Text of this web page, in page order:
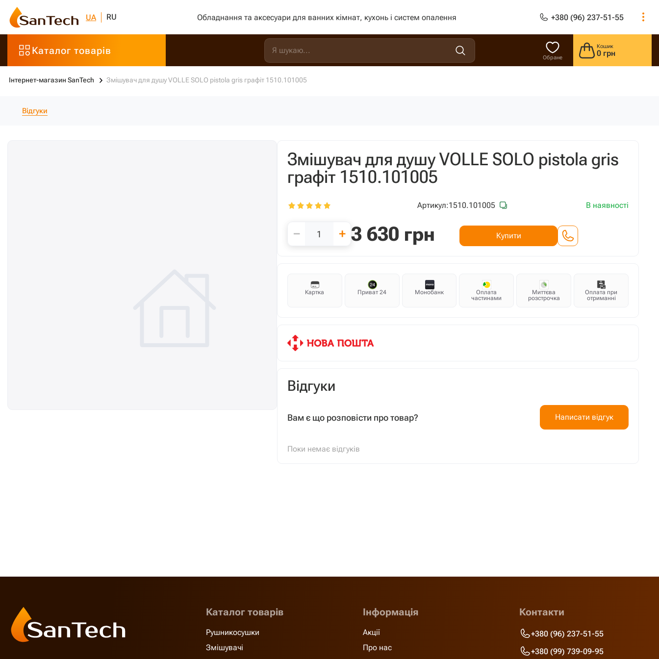
UA RU Обладнання та аксесуари для ванних кімнат, кухонь і систем опалення +380 (96) 237-51-55
Каталог товарів
Обране
Кошик
0 грн
Інтернет-магазин SanTech Змішувач для душу VOLLE SOLO pistola gris графіт 1510.101005
Відгуки
Змішувач для душу VOLLE SOLO pistola gris
графіт 1510.101005
Артикул:1510.101005 В наявності
− + 3 630 грн Купити
Картка Приват 24 Монобанк
Оплата
частинами
Миттєва
розстрочка
Оплата при
отриманні
Відгуки
Вам є що розповісти про товар? Написати відгук
Поки немає відгуків
Каталог товарів
Рушникосушки
Змішувачі
Інформація
Акції
Про нас
Контакти
+380 (96) 237-51-55
+380 (99) 739-09-95